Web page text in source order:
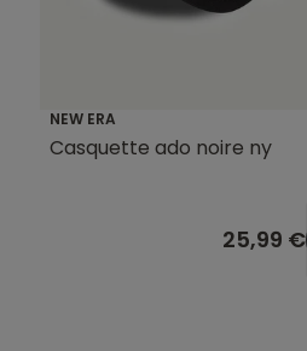
NEW ERA
Casquette ado noire ny
25,99 €